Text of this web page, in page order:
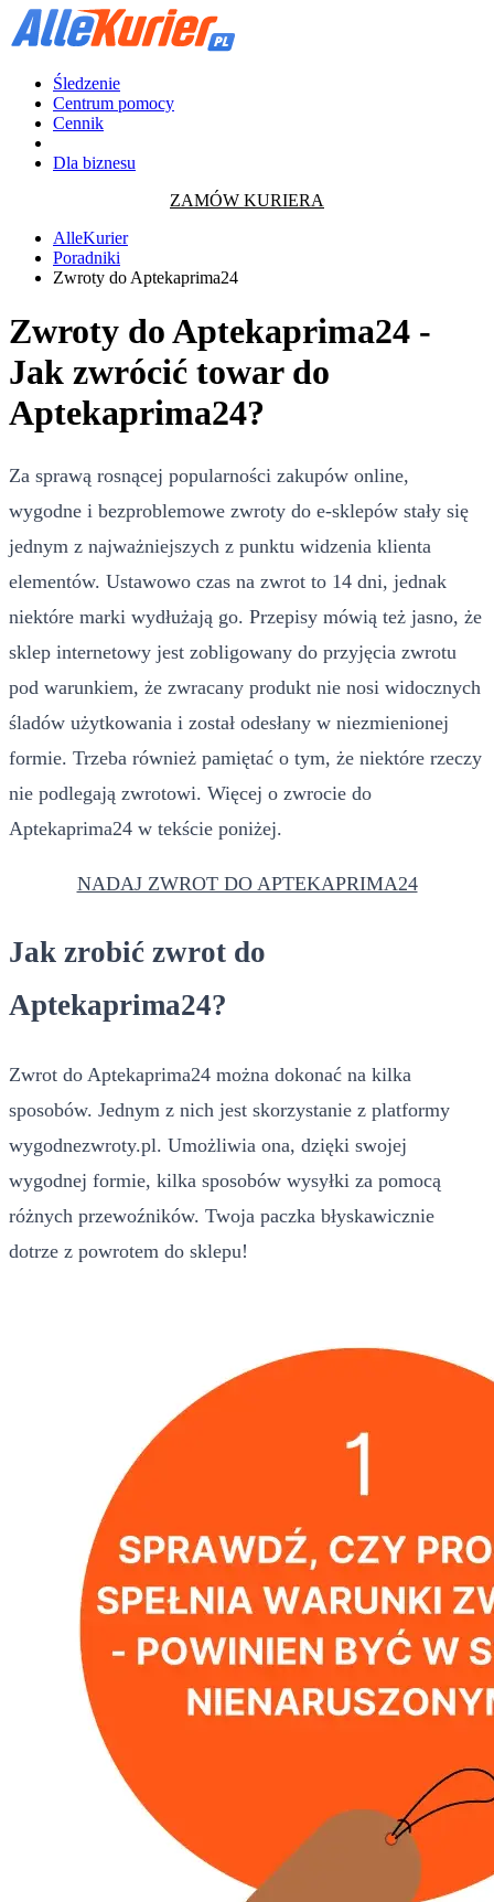
Śledzenie
Centrum pomocy
Cennik
Dla biznesu
ZAMÓW KURIERA
AlleKurier
Poradniki
Zwroty do Aptekaprima24
Zwroty do Aptekaprima24 -
Jak zwrócić towar do
Aptekaprima24?
Za sprawą rosnącej popularności zakupów online,
wygodne i bezproblemowe zwroty do e-sklepów stały się
jednym z najważniejszych z punktu widzenia klienta
elementów. Ustawowo czas na zwrot to 14 dni, jednak
niektóre marki wydłużają go. Przepisy mówią też jasno, że
sklep internetowy jest zobligowany do przyjęcia zwrotu
pod warunkiem, że zwracany produkt nie nosi widocznych
śladów użytkowania i został odesłany w niezmienionej
formie. Trzeba również pamiętać o tym, że niektóre rzeczy
nie podlegają zwrotowi. Więcej o zwrocie do
Aptekaprima24 w tekście poniżej.
NADAJ ZWROT DO APTEKAPRIMA24
Jak zrobić zwrot do
Aptekaprima24?
Zwrot do Aptekaprima24 można dokonać na kilka
sposobów. Jednym z nich jest skorzystanie z platformy
wygodnezwroty.pl. Umożliwia ona, dzięki swojej
wygodnej formie, kilka sposobów wysyłki za pomocą
różnych przewoźników. Twoja paczka błyskawicznie
dotrze z powrotem do sklepu!